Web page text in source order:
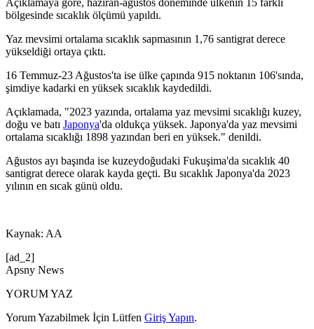
bölgesinde sıcaklık ölçümü yapıldı.
Yaz mevsimi ortalama sıcaklık sapmasının 1,76 santigrat derece
yükseldiği ortaya çıktı.
16 Temmuz-23 Ağustos'ta ise ülke çapında 915 noktanın 106'sında,
şimdiye kadarki en yüksek sıcaklık kaydedildi.
Açıklamada, "2023 yazında, ortalama yaz mevsimi sıcaklığı kuzey,
doğu ve batı Japonya'da oldukça yüksek. Japonya'da yaz mevsimi
ortalama sıcaklığı 1898 yazından beri en yüksek." denildi.
Ağustos ayı başında ise kuzeydoğudaki Fukuşima'da sıcaklık 40
santigrat derece olarak kayda geçti. Bu sıcaklık Japonya'da 2023
yılının en sıcak günü oldu.
Kaynak: AA
[ad_2]
Apsny News
YORUM YAZ
Yorum Yazabilmek İçin Lütfen Giriş Yapın.